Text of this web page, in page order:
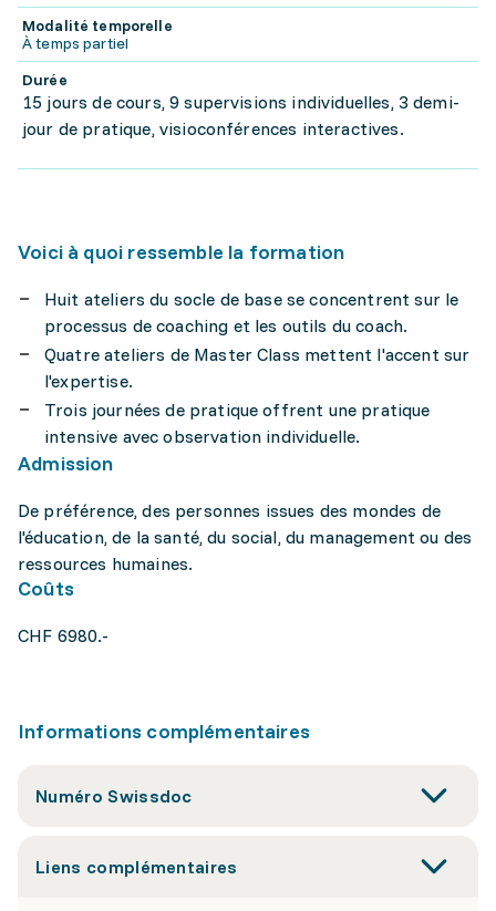
Modalité temporelle
À temps partiel
Durée
15 jours de cours, 9 supervisions individuelles, 3 demi-
jour de pratique, visioconférences interactives.
Voici à quoi ressemble la formation
Huit ateliers du socle de base se concentrent sur le
processus de coaching et les outils du coach.
Quatre ateliers de Master Class mettent l'accent sur
l'expertise.
Trois journées de pratique offrent une pratique
intensive avec observation individuelle.
Admission
De préférence, des personnes issues des mondes de
l'éducation, de la santé, du social, du management ou des
ressources humaines.
Coûts
CHF 6980.-
Informations complémentaires
Numéro Swissdoc
Liens complémentaires